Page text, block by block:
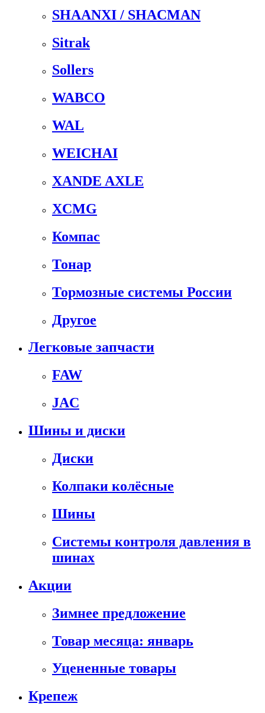
SHAANXI / SHACMAN
Sitrak
Sollers
WABCO
WAL
WEICHAI
XANDE AXLE
XCMG
Компас
Тонар
Тормозные системы России
Другое
Легковые запчасти
FAW
JAC
Шины и диски
Диски
Колпаки колёсные
Шины
Системы контроля давления в
шинах
Акции
Зимнее предложение
Товар месяца: январь
Уцененные товары
Крепеж